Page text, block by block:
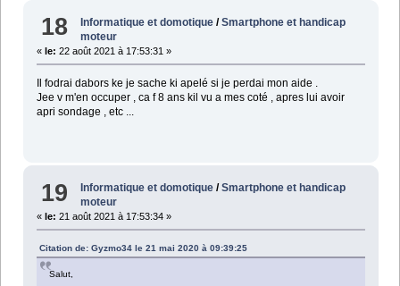
18 Informatique et domotique /Smartphone et handicap
moteur
« le: 22 août 2021 à 17:53:31 »
Il fodrai dabors ke je sache ki apelé si je perdai mon aide .
Jee v m'en occuper , ca f 8 ans kil vu a mes coté , apres lui avoir
apri sondage , etc ...
19 Informatique et domotique /Smartphone et handicap
moteur
« le: 21 août 2021 à 17:53:34 »
Citation de: Gyzmo34 le 21 mai 2020 à 09:39:25
Salut,